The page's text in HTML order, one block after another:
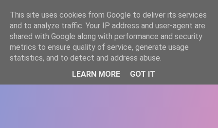
WWW.GAZISTI.RO
This site uses cookies from Google to deliver its services
and to analyze traffic. Your IP address and user-agent are
shared with Google along with performance and security
metrics to ensure quality of service, generate usage
statistics, and to detect and address abuse.
LEARN MORE
GOT IT